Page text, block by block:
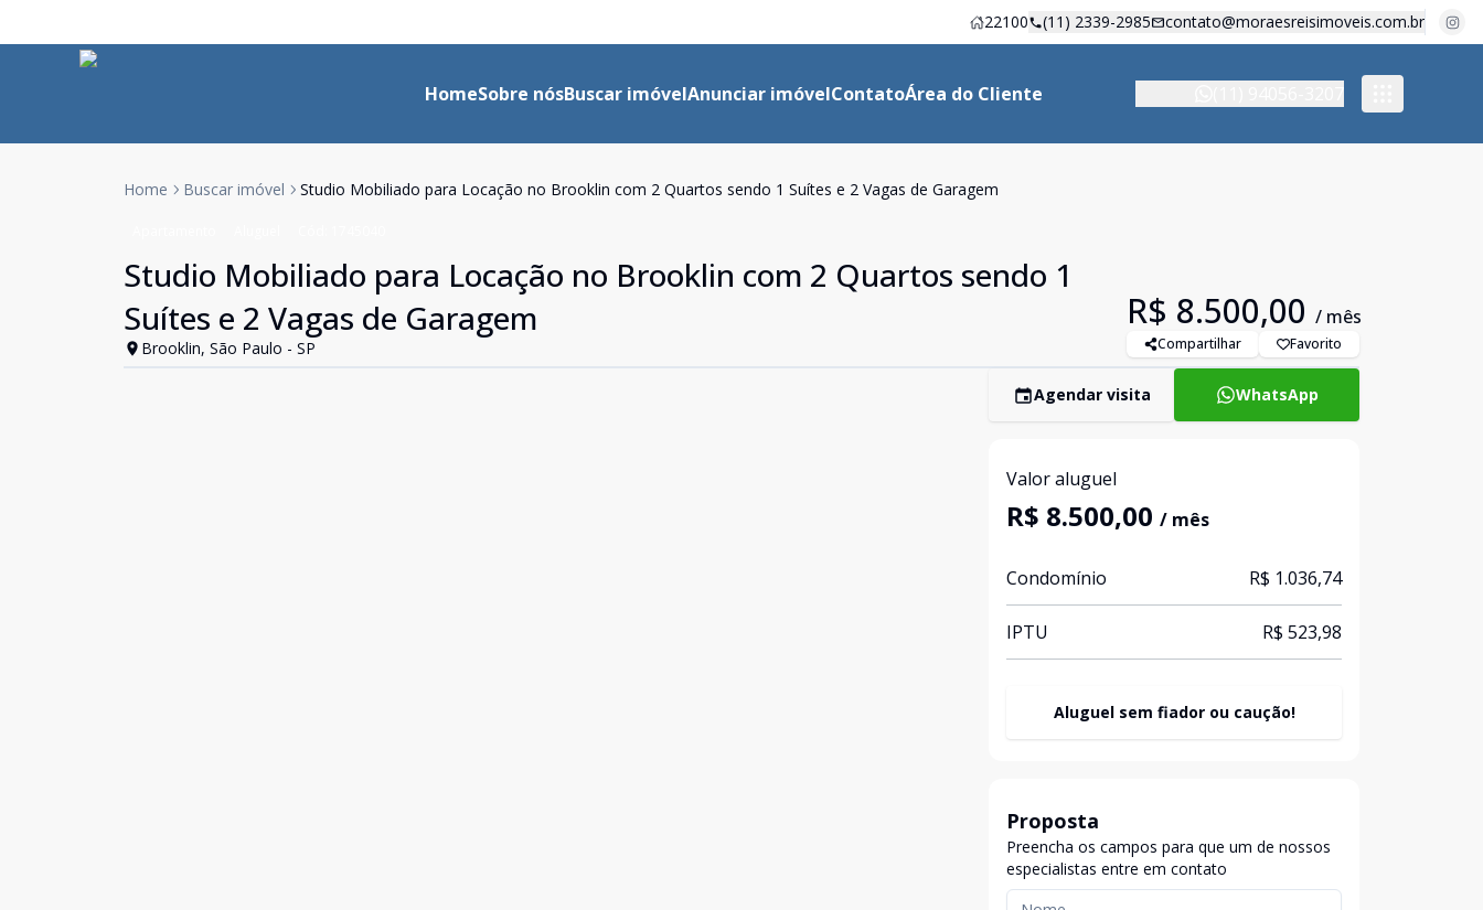
22100 (11) 2339-2985 contato@moraesreisimoveis.com.br
HomeSobre nósBuscar imóvelAnunciar imóvelContatoÁrea do Cliente
Home Buscar imóvel Studio Mobiliado para Locação no Brooklin com 2 Quartos sendo 1 Suítes e 2 Vagas de Garagem
Studio Mobiliado para Locação no Brooklin com 2 Quartos sendo 1
Suítes e 2 Vagas de Garagem
Brooklin, São Paulo - SP
R$ 8.500,00 / mês
Compartilhar Favorito
Agendar visita WhatsApp
Valor aluguel
R$ 8.500,00 / mês
Condomínio R$ 1.036,74
IPTU R$ 523,98
Aluguel sem fiador ou caução!
Proposta
Preencha os campos para que um de nossos
especialistas entre em contato